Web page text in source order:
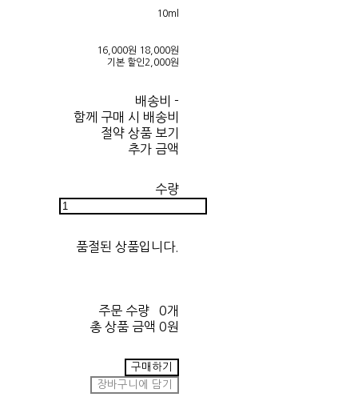
10ml
16,000원 18,000원
기본 할인2,000원
배송비 -
함께 구매 시 배송비
절약 상품 보기
추가 금액
수량
품절된 상품입니다.
주문 수량
0개
총 상품 금액 0원
구매하기
장바구니에 담기